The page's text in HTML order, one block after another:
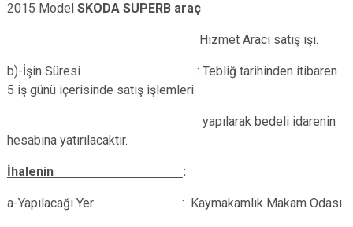
2015 Model SKODA SUPERB araç
Hizmet Aracı satış işi.
b)-İşin Süresi : Tebliğ tarihinden itibaren
5 iş günü içerisinde satış işlemleri
yapılarak bedeli idarenin
hesabına yatırılacaktır.
İhalenin :
a-Yapılacağı Yer : Kaymakamlık Makam Odası